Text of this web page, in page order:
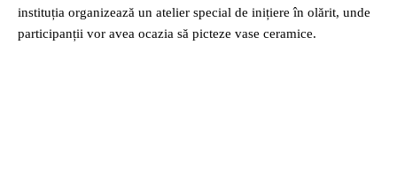
instituția organizează un atelier special de inițiere în olărit, unde
participanții vor avea ocazia să picteze vase ceramice.